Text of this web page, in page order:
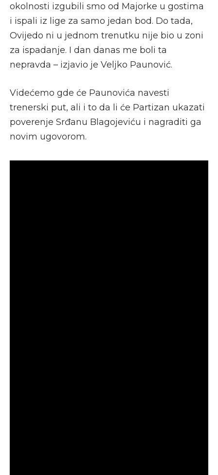
okolnosti izgubili smo od Majorke u gostima
i ispali iz lige za samo jedan bod. Do tada,
Ovijedo ni u jednom trenutku nije bio u zoni
za ispadanje. I dan danas me boli ta
nepravda – izjavio je Veljko Paunović.
Videćemo gde će Paunovića navesti
trenerski put, ali i to da li će Partizan ukazati
poverenje Srđanu Blagojeviću i nagraditi ga
novim ugovorom.